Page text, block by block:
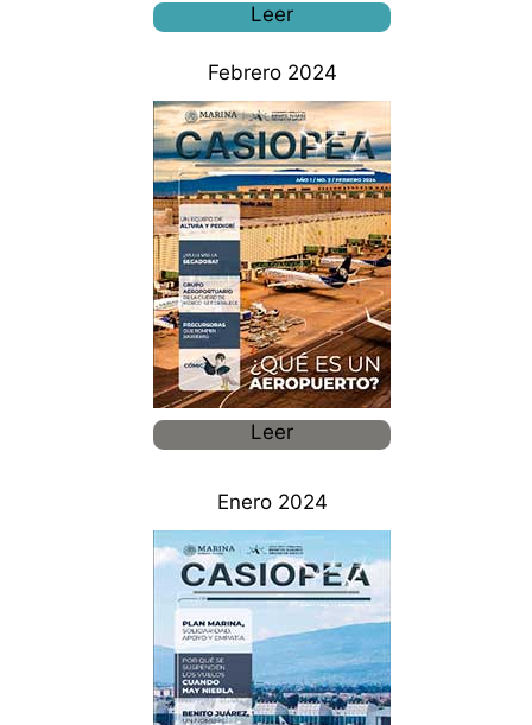
Leer
Febrero 2024
Leer
Enero 2024